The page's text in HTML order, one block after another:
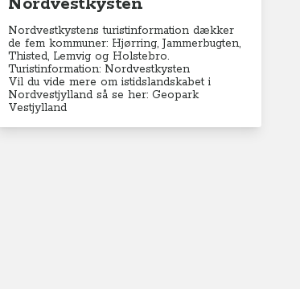
Nordvestkystens turistinformation dækker
de fem kommuner: Hjørring, Jammerbugten,
Thisted, Lemvig og Holstebro.
Turistinformation: Nordvestkysten
Vil du vide mere om istidslandskabet i
Nordvestjylland så se her:Geopark
Vestjylland